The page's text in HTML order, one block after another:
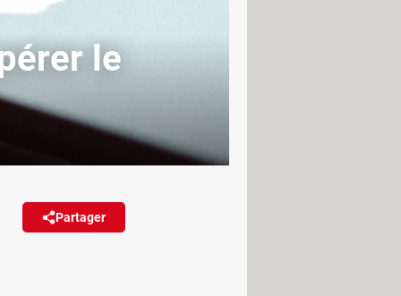
le
Partager
direct, son système de